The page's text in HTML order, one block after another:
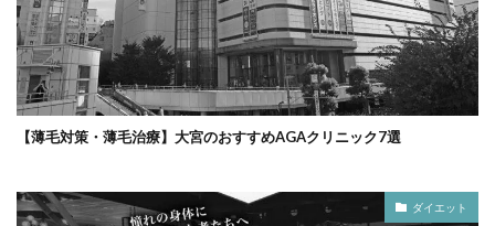
【薄毛対策・薄毛治療】大宮のおすすめAGAクリニック7選
ダイエット